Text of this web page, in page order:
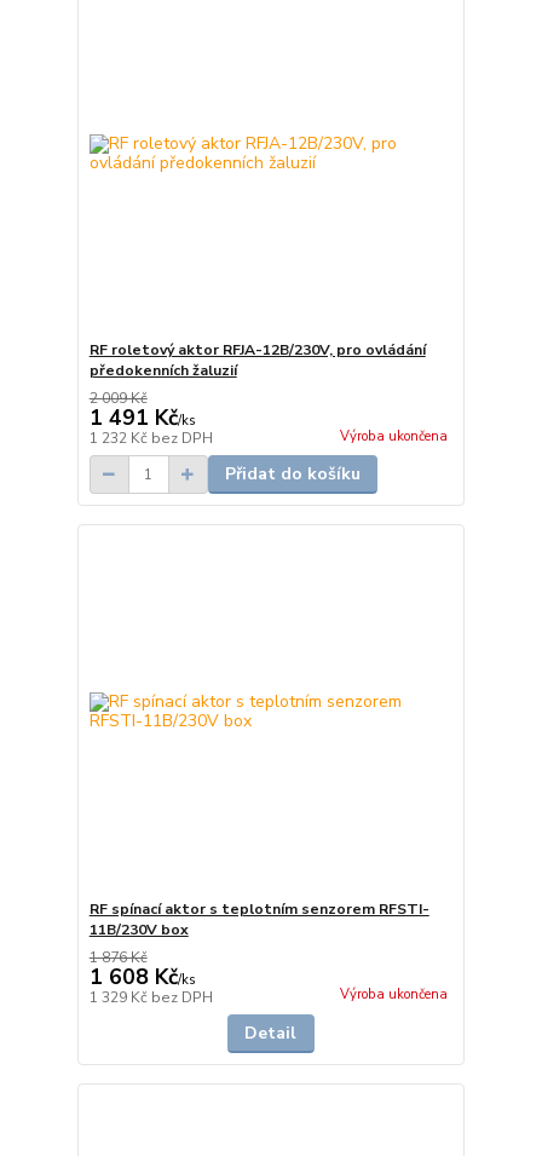
RF roletový aktor RFJA-12B/230V, pro ovládání
předokenních žaluzií
2 009 Kč
1 491 Kč/ks
1 232 Kč bez DPH Výroba ukončena
Přidat do košíku
RF spínací aktor s teplotním senzorem RFSTI-
11B/230V box
1 876 Kč
1 608 Kč/ks
1 329 Kč bez DPH Výroba ukončena
Detail